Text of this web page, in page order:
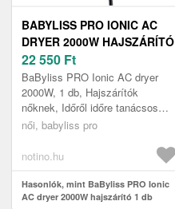
BABYLISS PRO IONIC AC
DRYER 2000W HAJSZÁRÍTÓ
1 DB
22 550 Ft
BaByliss PRO Ionic AC dryer
2000W, 1 db, Hajszárítók
nőknek, Időről időre tanácsos
hajmosás után hagyni a hajat
nem mi...
női, babyliss pro
notino.hu
Hasonlók, mint BaByliss PRO Ionic
AC dryer 2000W hajszárító 1 db